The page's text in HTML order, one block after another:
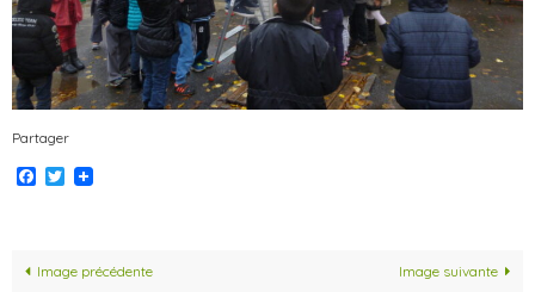
Partager
Facebook
Twitter
Image précédente Image suivante